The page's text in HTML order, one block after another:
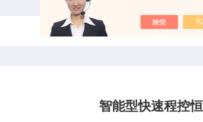
当前位置： 产品中心 实验
智能型快速程控